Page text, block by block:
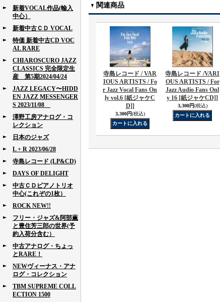
新着VOCAL作品(輸入
中心）
新着中古ＣＤ VOCAL
特価 新着中古CD VOC
AL RARE
CHIAROSCURO JAZZ
CLASSICS 完全限定生
産 第5期2024/04/24
JAZZ LEGACY〜HIDD
EN JAZZ MESSENGER
S 2023/11/08
澤野工房アナログ・コ
レクション
日本のジャズ
L + R 2023/06/28
寺島レコード (LP&CD)
DAYS OF DELIGHT
中古ＣＤピアノトリオ
中心(これぞの1枚）
ROCK NEW!!
フリー・ジャズ&阿部薫
と豊住芳三郎の世界(予
約入荷分含む）
中古アナログ・ちょっ
とRARE！
NEWヴィーナス・アナ
ログ・コレクション
TBM SUPREME COLL
ECTION 1500
関連商品
寺島レコード / VAR
IOUS ARTISTS / Fo
r Jazz Vocal Fans On
ly vol.6 [紙ジャケC
D]]
3,300円(税込)
寺島レコード /VARI
OUS ARTISTS / For
Jazz Audio Fans Onl
y 16 [紙ジャケCD]]
3,300円(税込)